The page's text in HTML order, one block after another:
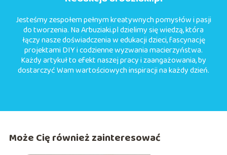
Jesteśmy zespołem pełnym kreatywnych pomysłów i pasji
do tworzenia. Na Arbuziaki.pl dzielimy się wiedzą, która
łączy nasze doświadczenia w edukacji dzieci, fascynację
projektami DIY i codzienne wyzwania macierzyństwa.
Każdy artykuł to efekt naszej pracy i zaangażowania, by
dostarczyć Wam wartościowych inspiracji na każdy dzień.
Może Cię również zainteresować